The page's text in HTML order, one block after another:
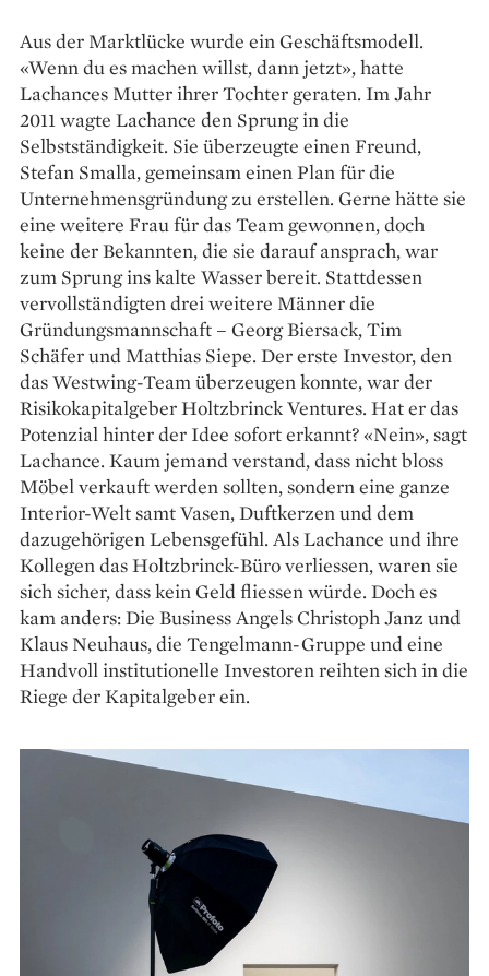
Aus der Marktlücke wurde ein Geschäftsmodell.
«Wenn du es machen willst, dann jetzt», hatte
Lachances Mutter ihrer Tochter geraten. Im Jahr
2011 wagte Lachance den Sprung in die
Selbstständigkeit. Sie überzeugte einen Freund,
Stefan Smalla, gemeinsam einen Plan für die
Unternehmensgründung zu erstellen. Gerne hätte sie
eine weitere Frau für das Team gewonnen, doch
keine der Bekannten, die sie darauf ansprach, war
zum Sprung ins kalte Wasser bereit. Stattdessen
vervollständigten drei weitere Männer die
Gründungsmannschaft – Georg Biersack, Tim
Schäfer und Matthias Siepe. Der erste Investor, den
das Westwing-Team überzeugen konnte, war der
Risikokapitalgeber Holtzbrinck Ventures. Hat er das
Potenzial hinter der Idee sofort erkannt? «Nein», sagt
Lachance. Kaum jemand verstand, dass nicht bloss
Möbel verkauft werden sollten, sondern eine ganze
Interior-Welt samt Vasen, Duft­kerzen und dem
dazugehörigen Lebensgefühl. Als Lachance und ihre
Kollegen das Holtzbrinck-Büro verliessen, waren sie
sich sicher, dass kein Geld fliessen würde. Doch es
kam anders: Die Business Angels Christoph Janz und
Klaus Neuhaus, die Tengelmann-Gruppe und eine
Handvoll institutionelle Investoren reihten sich in die
Riege der Kapitalgeber ein.